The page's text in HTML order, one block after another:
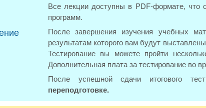
Все лекции доступны в PDF-формате, что
программ.
После завершения изучения учебных
результатам которого вам будут
Тестирование вы можете пройти
Дополнительная плата за тестирование во
После успешной сдачи итогового
переподготовке.